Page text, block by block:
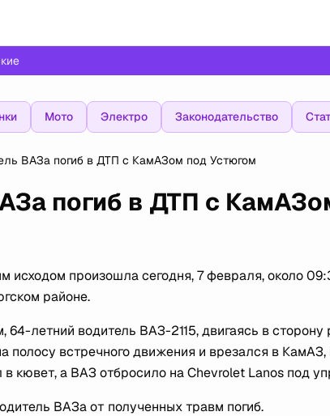
Мото Электро Законодательство
ВАЗа погиб в ДТП с КамАЗом под Устюгом
погиб в ДТП с
исходом произошла сегодня, 7 февраля, около
районе.
летний водитель ВАЗ-2115, двигаясь в сторону
полосу встречного движения и врезался в
в кювет, а ВАЗ отбросило на Chevrolet Lanos под
ВАЗа от полученных травм погиб.